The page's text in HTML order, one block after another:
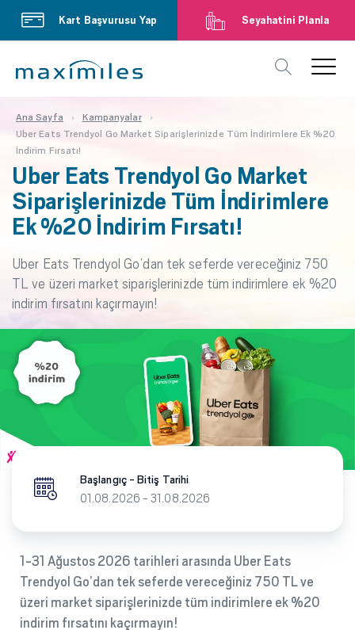
Kart Başvurusu Yap Seyahatini Planla
Ana Sayfa
Kampanyalar
Uber Eats Trendyol Go Market Siparişlerinizde Tüm İndirimlere Ek %20
İndirim Fırsatı!
Uber Eats Trendyol Go Market
Siparişlerinizde Tüm İndirimlere
Ek %20 İndirim Fırsatı!
Uber Eats Trendyol Go’dan tek seferde vereceğiniz 750
TL ve üzeri market siparişlerinizde tüm indirimlere ek %20
indirim fırsatını kaçırmayın!
Başlangıç - Bitiş Tarihi
01.08.2026 - 31.08.2026
1-31 Ağustos 2026 tarihleri arasında Uber Eats
Trendyol Go’dan tek seferde vereceğiniz 750 TL ve
üzeri market siparişlerinizde tüm indirimlere ek %20
indirim fırsatını kaçırmayın!